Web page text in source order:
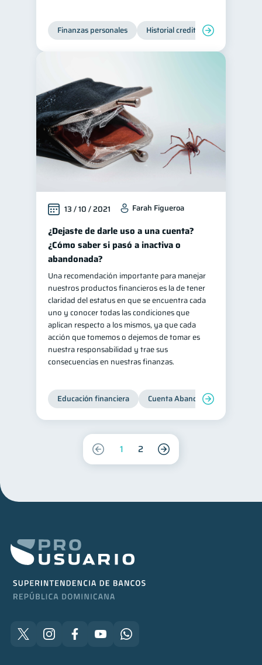
Finanzas personales Historial crediticio
13 / 10 / 2021 Farah Figueroa
¿Dejaste de darle uso a una cuenta?
¿Cómo saber si pasó a inactiva o
abandonada?
Una recomendación importante para manejar
nuestros productos financieros es la de tener
claridad del estatus en que se encuentra cada
uno y conocer todas las condiciones que
aplican respecto a los mismos, ya que cada
acción que tomemos o dejemos de tomar es
nuestra responsabilidad y trae sus
consecuencias en nuestras finanzas.
Educación financiera Cuenta Abandonada
1 2